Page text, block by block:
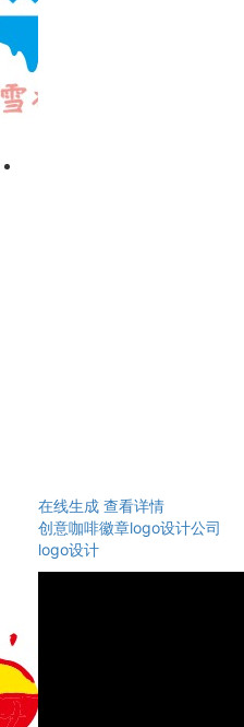
在线生成 查看详情
创意咖啡徽章logo设计公司
logo设计